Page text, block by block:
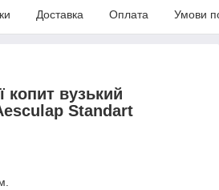
Доставка Оплата Умови
копит вузький
Standart